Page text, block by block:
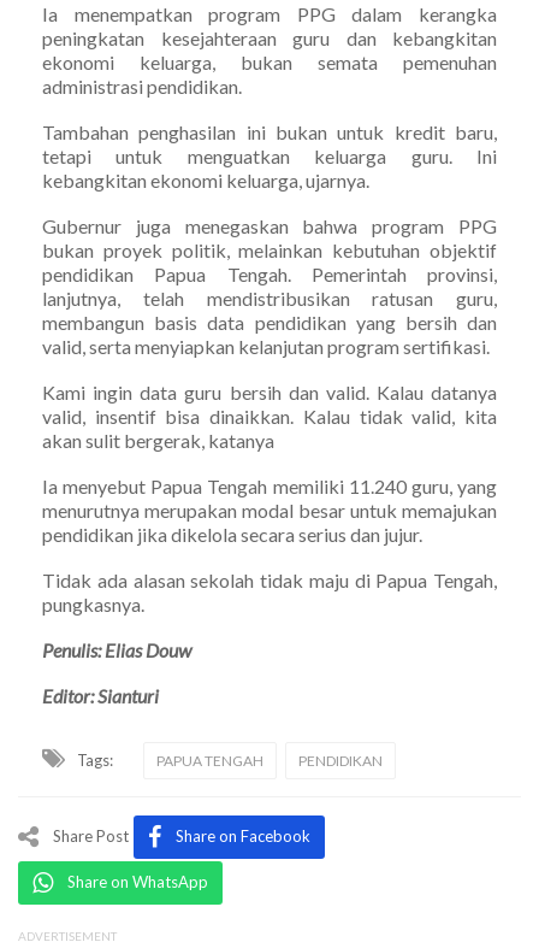
Ia menempatkan program PPG dalam kerangka
peningkatan kesejahteraan guru dan kebangkitan
ekonomi keluarga, bukan semata pemenuhan
administrasi pendidikan.
Tambahan penghasilan ini bukan untuk kredit baru,
tetapi untuk menguatkan keluarga guru. Ini
kebangkitan ekonomi keluarga, ujarnya.
Gubernur juga menegaskan bahwa program PPG
bukan proyek politik, melainkan kebutuhan objektif
pendidikan Papua Tengah. Pemerintah provinsi,
lanjutnya, telah mendistribusikan ratusan guru,
membangun basis data pendidikan yang bersih dan
valid, serta menyiapkan kelanjutan program sertifikasi.
Kami ingin data guru bersih dan valid. Kalau datanya
valid, insentif bisa dinaikkan. Kalau tidak valid, kita
akan sulit bergerak, katanya
Ia menyebut Papua Tengah memiliki 11.240 guru, yang
menurutnya merupakan modal besar untuk memajukan
pendidikan jika dikelola secara serius dan jujur.
Tidak ada alasan sekolah tidak maju di Papua Tengah,
pungkasnya.
Penulis: Elias Douw
Editor: Sianturi
Tags: PAPUA TENGAH PENDIDIKAN
Share Post Share on Facebook
Share on WhatsApp
ADVERTISEMENT